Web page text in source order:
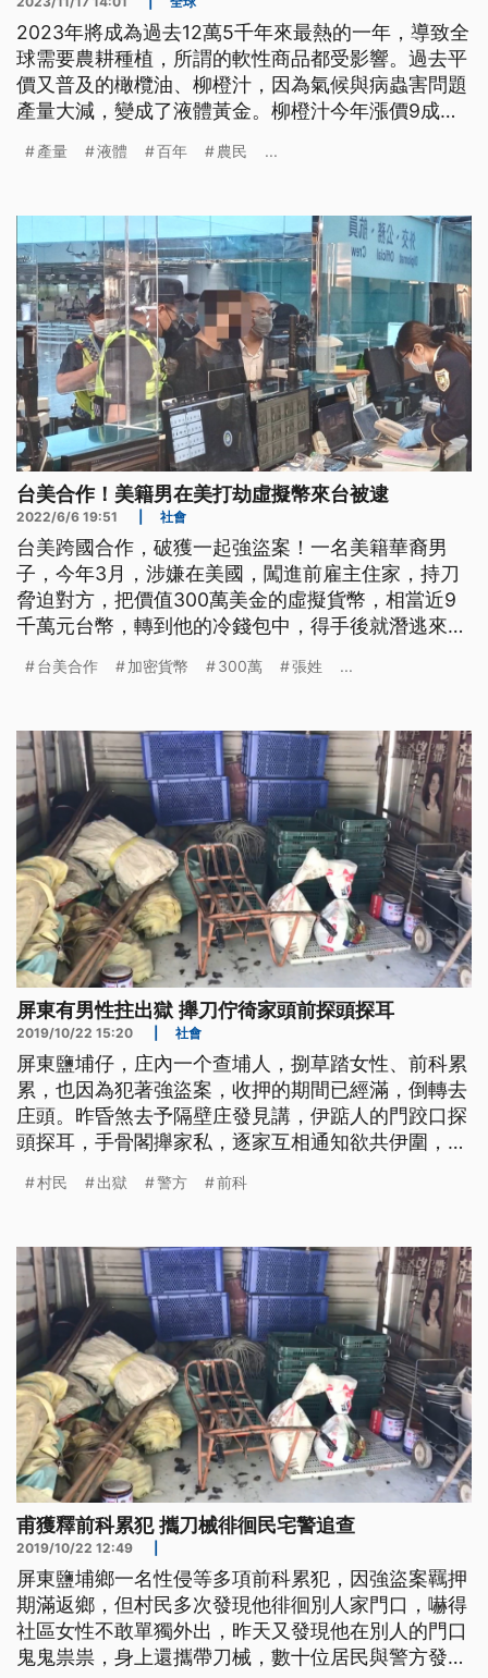
2023年將成為過去12萬5千年來最熱的一年，導致全
球需要農耕種植，所謂的軟性商品都受影響。過去平
價又普及的橄欖油、柳橙汁，因為氣候與病蟲害問題
產量大減，變成了液體黃金。柳橙汁今年漲價9成，
把結滿果實的百年老樹砍斷偷走，重創農民的生計。
產量 液體 百年 農民 ...
台美合作！美籍男在美打劫虛擬幣來台被逮
2022/6/6 19:51 社會
台美跨國合作，破獲一起強盜案！一名美籍華裔男
子，今年3月，涉嫌在美國，闖進前雇主住家，持刀
脅迫對方，把價值300萬美金的虛擬貨幣，相當近9
千萬元台幣，轉到他的冷錢包中，得手後就潛逃來
立刻展開調查，5月底在高雄逮到人，並交由美方帶
台美合作 加密貨幣 300萬 張姓 ...
屏東有男性拄出獄 攑刀佇徛家頭前探頭探耳
2019/10/22 15:20 社會
屏東鹽埔仔，庄內一个查埔人，捌草踏女性、前科累
累，也因為犯著強盜案，收押的期間已經滿，倒轉去
庄頭。昨昏煞去予隔壁庄發見講，伊踮人的門跤口探
頭探耳，手骨閣攑家私，逐家互相通知欲共伊圍，結
集，跟警方要合力圍捕一名剛出獄10天的男子，因為
頭探腦，身上還帶有刀械。 ==圍捕民眾== 我們村莊
年輕人大約20名 警方也
村民 出獄 警方 前科
甫獲釋前科累犯 攜刀械徘徊民宅警追查
2019/10/22 12:49
屏東鹽埔鄉一名性侵等多項前科累犯，因強盜案羈押
期滿返鄉，但村民多次發現他徘徊別人家門口，嚇得
社區女性不敢單獨外出，昨天又發現他在別人的門口
鬼鬼祟祟，身上還攜帶刀械，數十位居民與警方發動